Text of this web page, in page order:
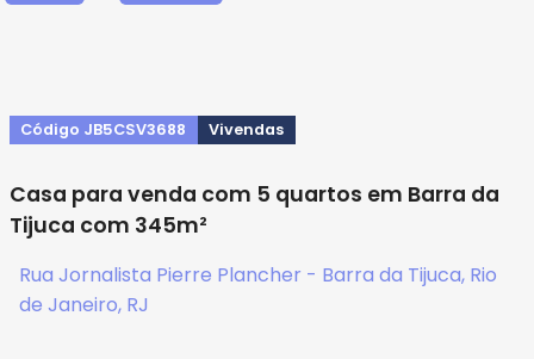
Código JB5CSV3688 Vivendas
Casa para venda com 5 quartos em Barra da
Tijuca com 345m²
Rua Jornalista Pierre Plancher - Barra da Tijuca, Rio
de Janeiro, RJ